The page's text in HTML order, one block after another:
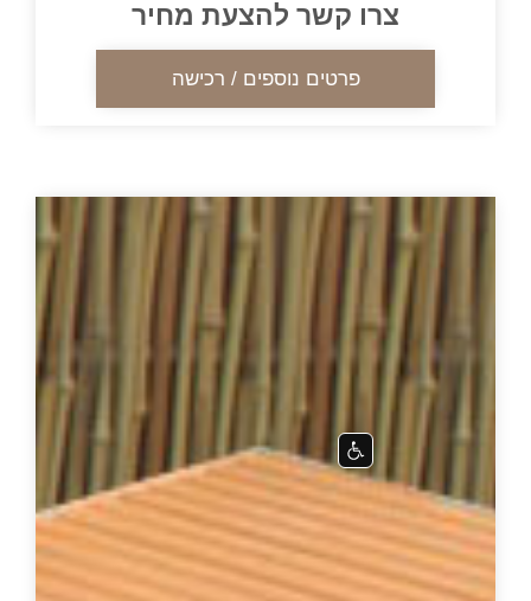
קשר להצעת מחיר
פרטים נוספים / רכישה